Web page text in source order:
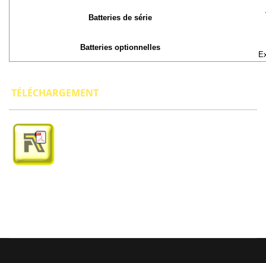
Batteries de série
Batteries optionnelles
TÉLÉCHARGEMENT